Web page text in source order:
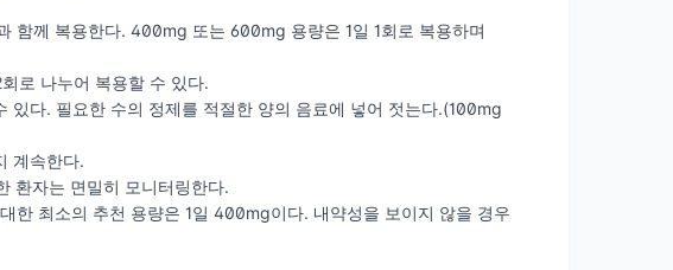
함께 복용한다. 400mg 또는 600mg 용량은 1일 1회로 복용하며
로 나누어 복용할 수 있다.
다. 필요한 수의 정제를 적절한 양의 음료에 넣어 젓는다.(100mg
계속한다.
환자는 면밀히 모니터링한다.
한 최소의 추천 용량은 1일 400mg이다. 내약성을 보이지 않을 경우